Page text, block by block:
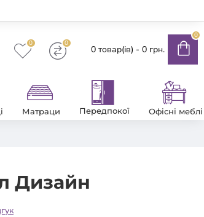
0 0
0 товар(ів) - 0 грн.
0
Матраци Передпокої Офісні меблі
Дизайн